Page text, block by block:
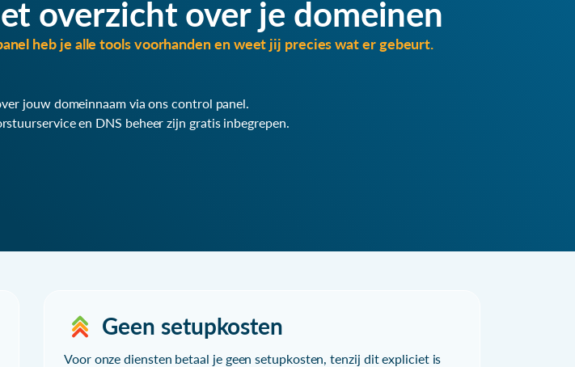
overzicht over je domeinen
heb je alle tools voorhanden en weet jij precies wat er gebeurt.
jouw domeinnaam via ons control panel.
en DNS beheer zijn gratis inbegrepen.
Geen setupkosten
Voor onze diensten betaal je geen setupkosten, tenzij dit expliciet is